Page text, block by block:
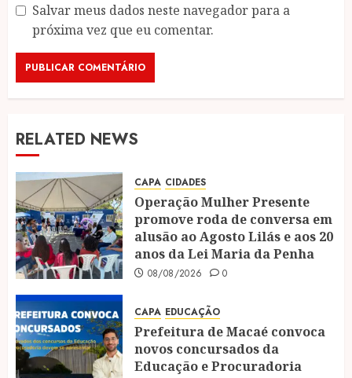
Salvar meus dados neste navegador para a
próxima vez que eu comentar.
RELATED NEWS
CAPA CIDADES
Operação Mulher Presente
promove roda de conversa em
alusão ao Agosto Lilás e aos 20
anos da Lei Maria da Penha
08/08/2026 0
CAPA EDUCAÇÃO
Prefeitura de Macaé convoca
novos concursados da
Educação e Procuradoria